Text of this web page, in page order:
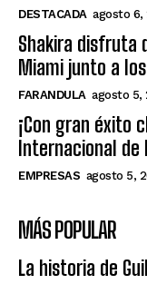
DESTACADA agosto 6,
Shakira disfruta
Miami junto a
FARANDULA agosto 5,
¡Con gran éxito
Internacional de
EMPRESAS agosto 5,
MÁS POPULAR
La historia de